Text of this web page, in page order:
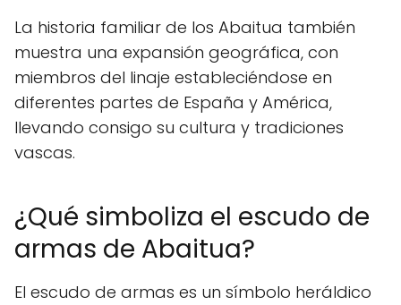
La historia familiar de los Abaitua también
muestra una expansión geográfica, con
miembros del linaje estableciéndose en
diferentes partes de España y América,
llevando consigo su cultura y tradiciones
vascas.
¿Qué simboliza el escudo de
armas de Abaitua?
El escudo de armas es un símbolo heráldico